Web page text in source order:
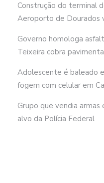
Construção do terminal
Aeroporto de Dourados
Governo homologa
Teixeira cobra
Adolescente é baleado
fogem com celular em
Grupo que vendia
alvo da Polícia Federal